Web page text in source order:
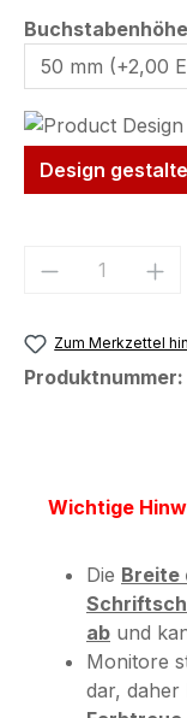
Design
Produkt
Zum Merkzettel
Produktnummer:
Wichtige
Die Breite
ab und
Monitore
dar,